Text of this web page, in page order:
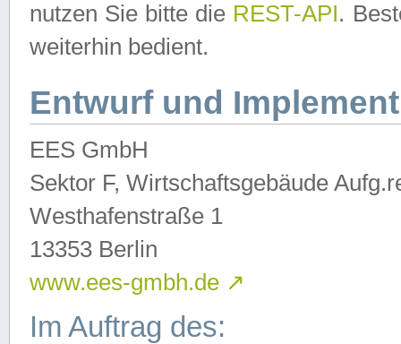
nutzen Sie bitte die REST-API.
weiterhin bedient.
Entwurf und
EES GmbH
Sektor F, Wirtschaftsgebäude
Westhafenstraße 1
13353 Berlin
www.ees-gmbh.de ↗
Im Auftrag des: